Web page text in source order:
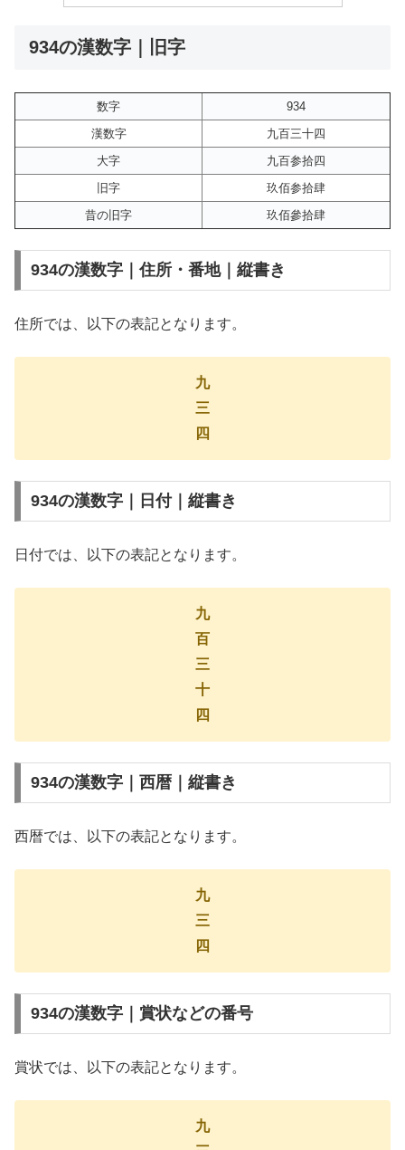
934の漢数字｜旧字
数字
934
漢数字
九百三十四
大字
九百参拾四
旧字
玖佰参拾肆
昔の旧字
玖佰參拾肆
934の漢数字｜住所・番地｜縦書き
住所では、以下の表記となります。
九
三
四
934の漢数字｜日付｜縦書き
日付では、以下の表記となります。
九
百
三
十
四
934の漢数字｜西暦｜縦書き
西暦では、以下の表記となります。
九
三
四
934の漢数字｜賞状などの番号
賞状では、以下の表記となります。
九